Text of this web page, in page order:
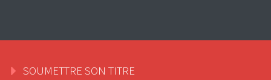
SOUMETTRE SON TITRE